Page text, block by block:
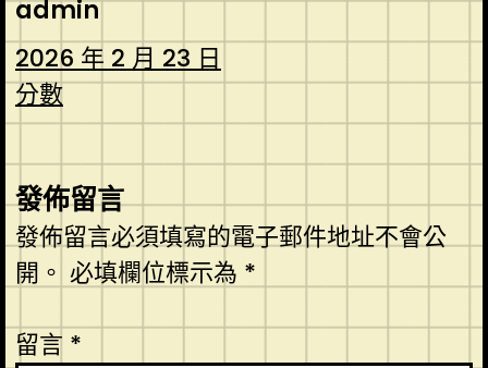
admin
2026 年 2 月 23 日
分數
發佈留言
發佈留言必須填寫的電子郵件地址不會公
開。 必填欄位標示為 *
留言 *